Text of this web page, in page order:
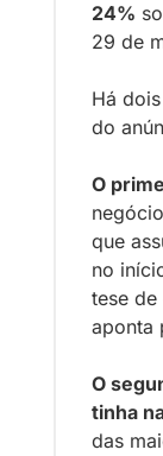
24%
29 de
Há
do
O
que
no
tese
aponta
O
tinha
das